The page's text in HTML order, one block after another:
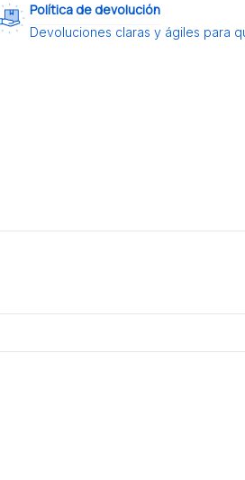
Política de devolución
Devoluciones claras y ágiles para